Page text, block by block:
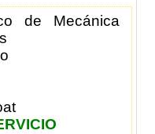
de Mecánica